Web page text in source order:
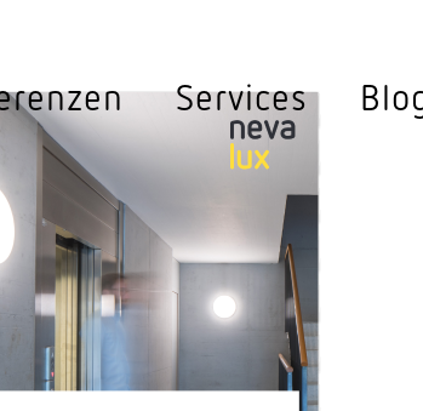
Sensor­leuchten Aussen
Innen
Sensor­leuchten Solar
Strassen
Sensorik
Bewe­gungs­melder
Bewe­gungs­melder
Multi­sen­sorik
Präsenz­melder 360°
Services